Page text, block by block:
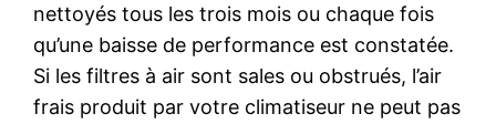
nettoyés tous les trois mois ou chaque fois
qu’une baisse de performance est constatée.
Si les filtres à air sont sales ou obstrués, l’air
frais produit par votre climatiseur ne peut pas